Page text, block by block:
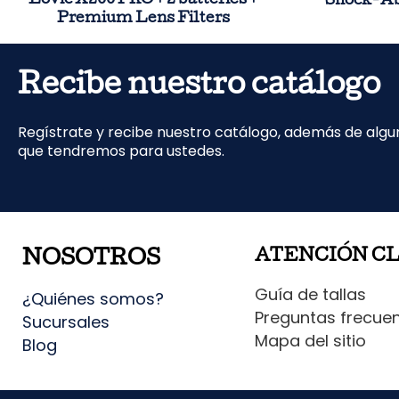
Premium Lens Filters
Recibe nuestro catálogo
Regístrate y recibe nuestro catálogo, además de
que tendremos para ustedes.
NOSOTROS
¿Quiénes somos?
Sucursales
Blog
ATENCIÓN
Guía de tallas
Preguntas
Mapa del sitio